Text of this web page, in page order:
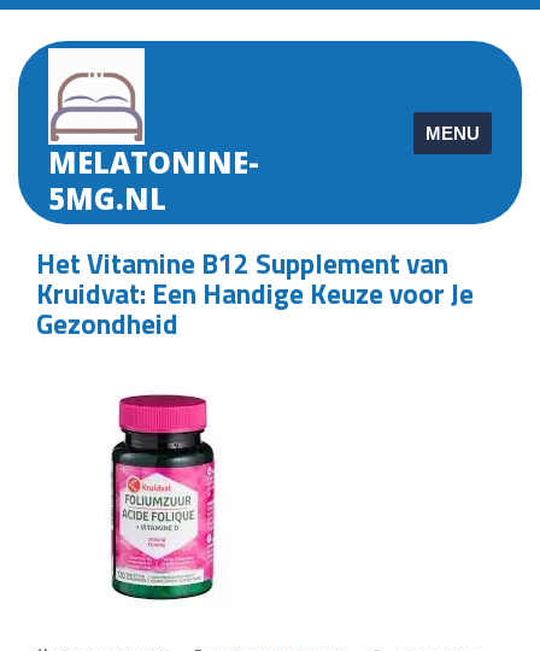
Skip
content
MELATONINE-
5MG.NL
MENU
Het Vitamine B12 Supplement van
Kruidvat: Een Handige Keuze voor Je
Gezondheid